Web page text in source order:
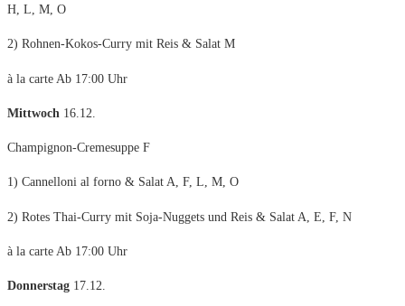
H, L, M, O
2) Rohnen-Kokos-Curry mit Reis & Salat M
à la carte Ab 17:00 Uhr
Mittwoch 16.12.
Champignon-Cremesuppe F
1) Cannelloni al forno & Salat A, F, L, M, O
2) Rotes Thai-Curry mit Soja-Nuggets und Reis & Salat A, E, F, N
à la carte Ab 17:00 Uhr
Donnerstag 17.12.